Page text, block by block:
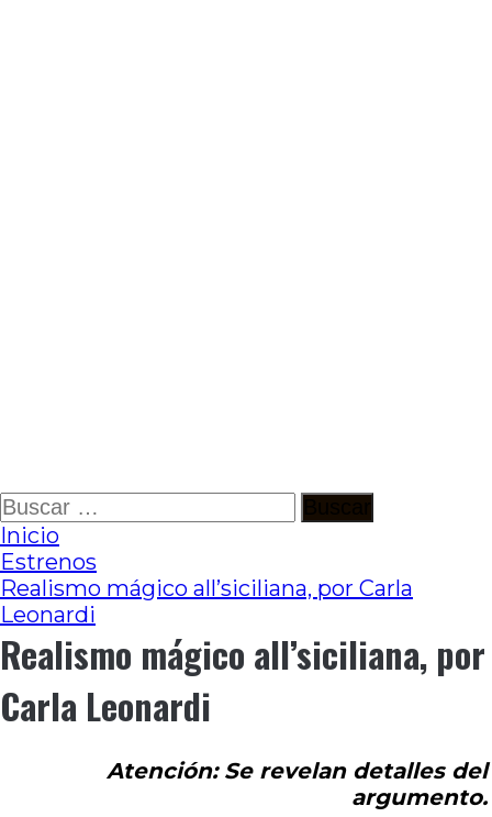
Ir
al
contenido
Buscar:
Inicio
Estrenos
Realismo mágico all’siciliana, por Carla
Leonardi
Realismo mágico all’siciliana, por
Carla Leonardi
Atención: Se revelan detalles del
argumento.